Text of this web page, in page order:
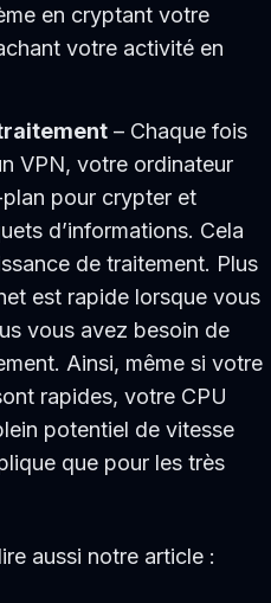
en cryptant votre
votre activité en
– Chaque fois
VPN, votre ordinateur
pour crypter et
d’informations. Cela
de traitement. Plus
est rapide lorsque vous
vous avez besoin de
Ainsi, même si votre
rapides, votre CPU
potentiel de vitesse
que pour les très
aussi notre article :